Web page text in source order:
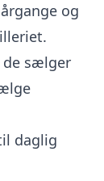
og
de sælger
daglig